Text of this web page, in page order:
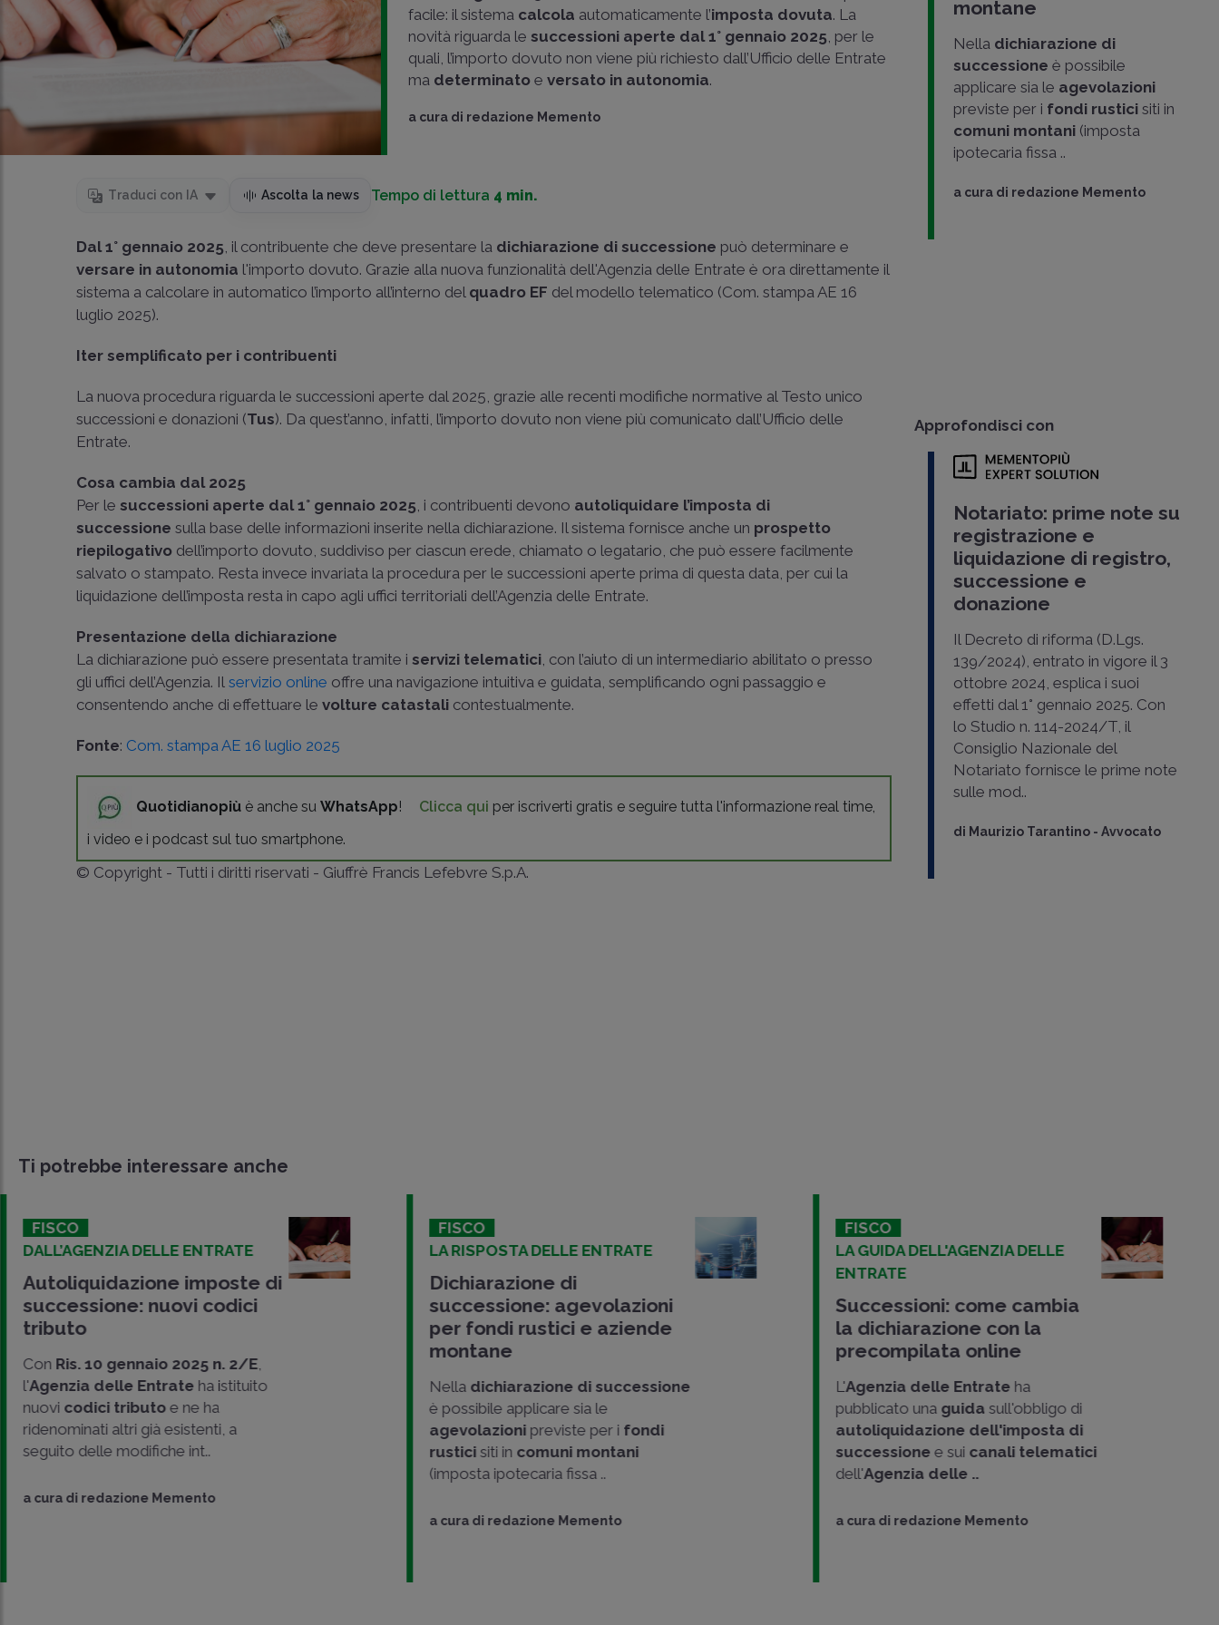
facile: il sistema calcola automaticamente l’imposta dovuta. La
novità riguarda le successioni aperte dal 1° gennaio 2025, per le
quali, l’importo dovuto non viene più richiesto dall’Ufficio delle Entrate
ma determinatoeversato in autonomia.
a cura di redazione Memento
CONDIVIDI
Traduci con IA Ascolta la news Tempo di lettura 4 min.
Dal 1° gennaio 2025, il contribuente che deve presentare la dichiarazione di successione può determinare e
versare in autonomia l'importo dovuto. Grazie alla nuova funzionalità dell'Agenzia delle Entrate è ora direttamente il
sistema a calcolare in automatico l’importo all’interno del quadro EF del modello telematico (Com. stampa AE 16
luglio 2025).
Iter semplificato per i contribuenti
La nuova procedura riguarda le successioni aperte dal 2025, grazie alle recenti modifiche normative al Testo unico
successioni e donazioni (Tus). Da quest’anno, infatti, l’importo dovuto non viene più comunicato dall’Ufficio delle
Entrate.
Cosa cambia dal 2025
Per le successioni aperte dal 1° gennaio 2025, i contribuenti devono autoliquidare l’imposta di
successione sulla base delle informazioni inserite nella dichiarazione. Il sistema fornisce anche un prospetto
riepilogativo dell’importo dovuto, suddiviso per ciascun erede, chiamato o legatario, che può essere facilmente
salvato o stampato. Resta invece invariata la procedura per le successioni aperte prima di questa data, per cui la
liquidazione dell’imposta resta in capo agli uffici territoriali dell’Agenzia delle Entrate.
Presentazione della dichiarazione
La dichiarazione può essere presentata tramite i servizi telematici, con l’aiuto di un intermediario abilitato o presso
gli uffici dell’Agenzia. Ilservizio online offre una navigazione intuitiva e guidata, semplificando ogni passaggio e
consentendo anche di effettuare levolture catastali contestualmente.
Fonte: Com. stampa AE 16 luglio 2025
Quotidianopiù è anche suWhatsApp! Clicca qui per iscriverti gratis e seguire tutta l'informazione real time,
i video e i podcast sul tuo smartphone.
© Copyright - Tutti i diritti riservati - Giuffrè Francis Lefebvre S.p.A.
montane
Nella dichiarazione di
successione è possibile
applicare sia le agevolazioni
previste per i fondi rusticisiti in
comuni montani (imposta
ipotecaria fissa ..
a cura di redazione Memento
Approfondisci con
Notariato: prime note su
registrazione e
liquidazione di registro,
successione e
donazione
Il Decreto di riforma (D.Lgs.
139/2024), entrato in vigore il 3
ottobre 2024, esplica i suoi
effetti dal 1° gennaio 2025. Con
lo Studio n. 114-2024/T, il
Consiglio Nazionale del
Notariato fornisce le prime note
sulle mod..
di Maurizio Tarantino - Avvocato
Ti potrebbe interessare anche
FISCO
DALL’AGENZIA DELLE ENTRATE
Autoliquidazione imposte di
successione: nuovi codici
tributo
Con Ris. 10 gennaio 2025 n. 2/E,
l'Agenzia delle Entrate ha istituito
nuovi codici tributo e ne ha
ridenominati altri già esistenti, a
seguito delle modifiche int..
a cura di redazione Memento
FISCO
LA RISPOSTA DELLE ENTRATE
Dichiarazione di
successione: agevolazioni
per fondi rustici e aziende
montane
Nella dichiarazione di successione
è possibile applicare sia le
agevolazioni previste per i fondi
rustici siti in comuni montani
(imposta ipotecaria fissa ..
a cura di redazione Memento
FISCO
LA GUIDA DELL'AGENZIA DELLE
ENTRATE
Successioni: come cambia
la dichiarazione con la
precompilata online
L'Agenzia delle Entrate ha
pubblicato una guida sull'obbligo di
autoliquidazione dell'imposta di
successione e sui canali telematici
dell'Agenzia delle ..
a cura di redazione Memento